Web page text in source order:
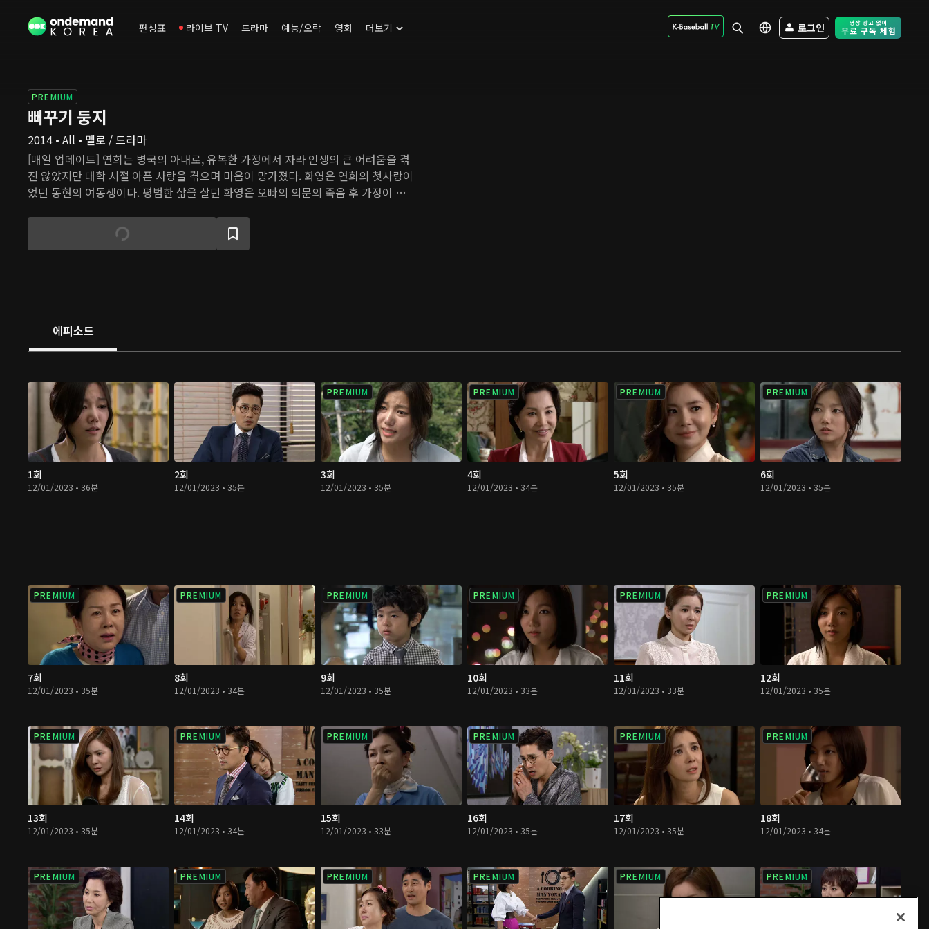
편성표 라이브 TV 드라마 예능/오락 영화 더보기 로그인 Free Trial -
PREMIUM
뻐꾸기 둥지
2014 • All • 멜로 / 드라마
[매일 업데이트] 연희는 병국의 아내로, 유복한 가정에서 자라 인생의 큰 어려움을 겪
진 않았지만 대학 시절 아픈 사랑을 겪으며 마음이 망가졌다. 화영은 연희의 첫사랑이
었던 동현의 여동생이다. 평범한 삶을 살던 화영은 오빠의 의문의 죽음 후 가정이 파
결심하면서 두 여자의 얽히고설킨 관계와 복수, 비밀의 이야기가 시작된다.
에피소드
1회
12/01/2023 • 36분
2회
12/01/2023 • 35분
PREMIUM
3회
12/01/2023 • 35분
PREMIUM
4회
12/01/2023 • 34분
PREMIUM
5회
12/01/2023 • 35분
PREMIUM
6회
12/01/2023 • 35분
PREMIUM
7회
12/01/2023 • 35분
PREMIUM
8회
12/01/2023 • 34분
PREMIUM
9회
12/01/2023 • 35분
PREMIUM
10회
12/01/2023 • 33분
PREMIUM
11회
12/01/2023 • 33분
PREMIUM
12회
12/01/2023 • 35분
PREMIUM
13회
12/01/2023 • 35분
PREMIUM
14회
12/01/2023 • 34분
PREMIUM
15회
12/01/2023 • 33분
PREMIUM
16회
12/01/2023 • 35분
PREMIUM
17회
12/01/2023 • 35분
PREMIUM
18회
12/01/2023 • 34분
PREMIUM PREMIUM PREMIUM PREMIUM PREMIUM PREMIUM